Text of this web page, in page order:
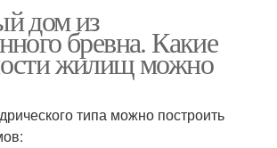
дом из
бревна. Какие
жилищ можно
типа можно построить